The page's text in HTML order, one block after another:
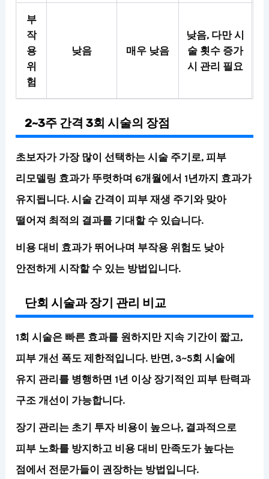
부
작
용
위
험
낮음 매우 낮음
낮음, 다만 시
술 횟수 증가
시 관리 필요
2~3주 간격 3회 시술의 장점
초보자가 가장 많이 선택하는 시술 주기 로, 피부
리모델링 효과가 뚜렷하며 6개월에서 1년까지 효과가
유지됩니다. 시술 간격이 피부 재생 주기와 맞아
떨어져 최적의 결과를 기대할 수 있습니다.
비용 대비 효과가 뛰어나며 부작용 위험도 낮아
안전하게 시작할 수 있는 방법입니다.
단회 시술과 장기 관리 비교
1회 시술은 빠른 효과를 원하지만 지속 기간이 짧고,
피부 개선 폭도 제한적입니다. 반면, 3~5회 시술에
유지 관리를 병행하면 1년 이상 장기적인 피부 탄력과
구조 개선이 가능합니다.
장기 관리는 초기 투자 비용이 높으나, 결과적으로
피부 노화를 방지하고 비용 대비 만족도가 높다는
점에서 전문가들이 권장하는 방법입니다.